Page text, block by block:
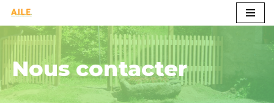
Aller
au
contenu
Nous contacter